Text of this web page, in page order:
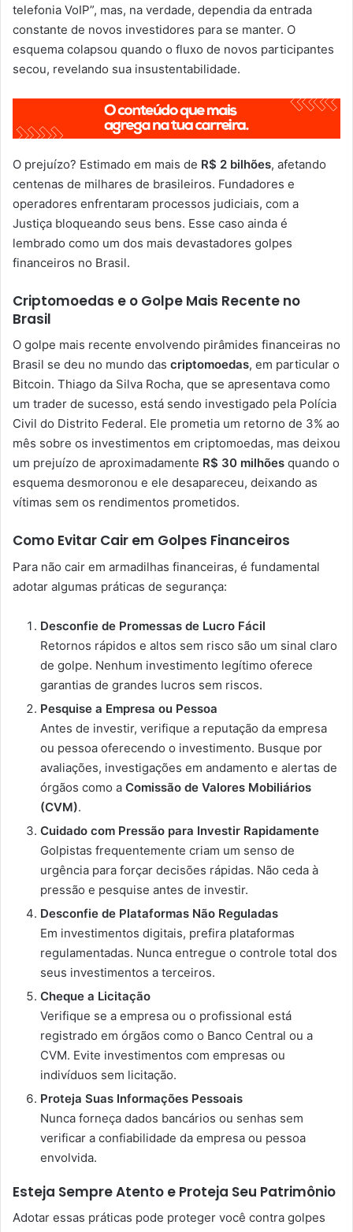
telefonia VoIP”, mas, na verdade, dependia da entrada
constante de novos investidores para se manter. O
esquema colapsou quando o fluxo de novos participantes
secou, revelando sua insustentabilidade.
O prejuízo? Estimado em mais de R$ 2 bilhões, afetando
centenas de milhares de brasileiros. Fundadores e
operadores enfrentaram processos judiciais, com a
Justiça bloqueando seus bens. Esse caso ainda é
lembrado como um dos mais devastadores golpes
financeiros no Brasil.
Criptomoedas e o Golpe Mais Recente no
Brasil
O golpe mais recente envolvendo pirâmides financeiras no
Brasil se deu no mundo das criptomoedas, em particular o
Bitcoin. Thiago da Silva Rocha, que se apresentava como
um trader de sucesso, está sendo investigado pela Polícia
Civil do Distrito Federal. Ele prometia um retorno de 3% ao
mês sobre os investimentos em criptomoedas, mas deixou
um prejuízo de aproximadamente R$ 30 milhões quando o
esquema desmoronou e ele desapareceu, deixando as
vítimas sem os rendimentos prometidos.
Como Evitar Cair em Golpes Financeiros
Para não cair em armadilhas financeiras, é fundamental
adotar algumas práticas de segurança:
Desconfie de Promessas de Lucro Fácil
Retornos rápidos e altos sem risco são um sinal claro
de golpe. Nenhum investimento legítimo oferece
garantias de grandes lucros sem riscos.
Pesquise a Empresa ou Pessoa
Antes de investir, verifique a reputação da empresa
ou pessoa oferecendo o investimento. Busque por
avaliações, investigações em andamento e alertas de
órgãos como a Comissão de Valores Mobiliários
(CVM).
Cuidado com Pressão para Investir Rapidamente
Golpistas frequentemente criam um senso de
urgência para forçar decisões rápidas. Não ceda à
pressão e pesquise antes de investir.
Desconfie de Plataformas Não Reguladas
Em investimentos digitais, prefira plataformas
regulamentadas. Nunca entregue o controle total dos
seus investimentos a terceiros.
Cheque a Licitação
Verifique se a empresa ou o profissional está
registrado em órgãos como o Banco Central ou a
CVM. Evite investimentos com empresas ou
indivíduos sem licitação.
Proteja Suas Informações Pessoais
Nunca forneça dados bancários ou senhas sem
verificar a confiabilidade da empresa ou pessoa
envolvida.
Esteja Sempre Atento e Proteja Seu Patrimônio
Adotar essas práticas pode proteger você contra golpes